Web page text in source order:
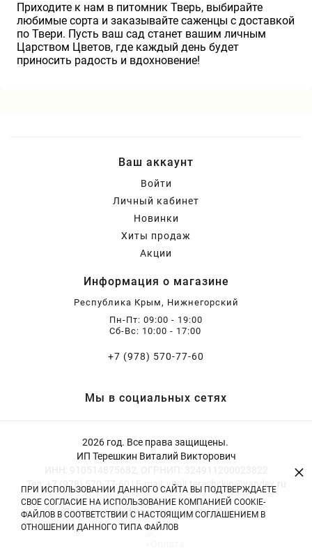
Приходите к нам в питомник Тверь, выбирайте
любимые сорта и заказывайте саженцы с доставкой
по Твери. Пусть ваш сад станет вашим личным
Царством Цветов, где каждый день будет
приносить радость и вдохновение!
Ваш аккаунт
Войти
Личный кабинет
Новинки
Хиты продаж
Акции
Информация о магазине
Республика Крым, Нижнегорский
Пн-Пт: 09:00 - 19:00
Сб-Вс: 10:00 - 17:00
+7 (978) 570-77-60
Мы в социальных сетях
2026 год. Все права защищены.
ИП Терешкин Виталий Викторович
Тел: +7 (978) 570-77-60 | E-mail: vitali.tereshckin@yandex.ru
Политика конфиденциальности|Оферта
ПРИ ИСПОЛЬЗОВАНИИ ДАННОГО САЙТА ВЫ ПОДТВЕРЖДАЕТЕ
СВОЕ СОГЛАСИЕ НА ИСПОЛЬЗОВАНИЕ КОМПАНИЕЙ COOKIE-
ФАЙЛОВ В СООТВЕТСТВИИ С НАСТОЯЩИМ СОГЛАШЕНИЕМ В
ОТНОШЕНИИ ДАННОГО ТИПА ФАЙЛОВ
×